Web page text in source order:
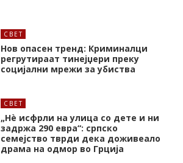
СВЕТ
Нов опасен тренд: Криминалци
регрутираат тинејџери преку
социјални мрежи за убиства
СВЕТ
„Нѐ исфрли на улица со дете и ни
задржа 290 евра“: српско
семејство тврди дека доживеало
драма на одмор во Грција